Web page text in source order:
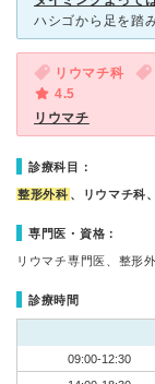
リウマチ科
4.5
リウマチ
診療科目：
整形外科 、リウマチ科
専門医・資格：
リウマチ専門医、整形
診療時間
09:00-12:30